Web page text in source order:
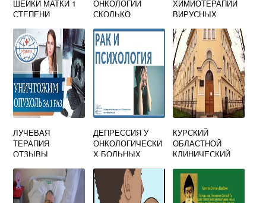
ШЕЙКИ МАТКИ 1
СТЕПЕНИ
ОНКОЛОГИИ
СКОЛЬКО
ХИМИОТЕРАПИИ
ВИРУСНЫХ
ЛУЧЕВАЯ
ТЕРАПИЯ
ОТЗЫВЫ
ДЕПРЕССИЯ У
ОНКОЛОГИЧЕСКИ
Х БОЛЬНЫХ
КУРСКИЙ
ОБЛАСТНОЙ
КЛИНИЧЕСКИЙ
Й ДИСПАНСЕР
ОФИЦИАЛЬНЫЙ
САЙТ